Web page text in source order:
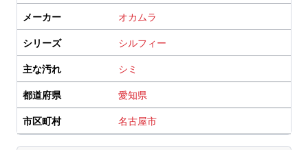
メーカー
オカムラ
シリーズ
シルフィー
主な汚れ
シミ
都道府県
愛知県
市区町村
名古屋市